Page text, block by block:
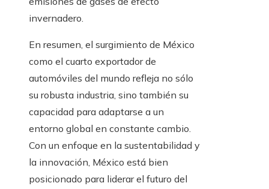
invernadero.
En resumen, el surgimiento de México
como el cuarto exportador de
automóviles del mundo refleja no sólo
su robusta industria, sino también su
capacidad para adaptarse a un
entorno global en constante cambio.
Con un enfoque en la sustentabilidad y
la innovación, México está bien
posicionado para liderar el futuro del